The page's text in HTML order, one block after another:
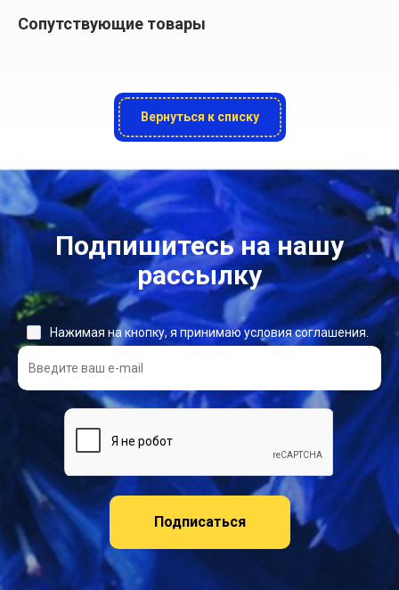
Сопутствующие товары
Вернуться к списку
Подпишитесь на нашу
рассылку
Подписаться
Нажимая на кнопку, я принимаю условия соглашения.